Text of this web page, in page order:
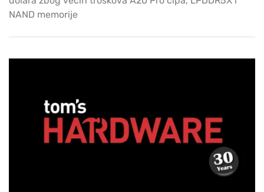
NAND memorije